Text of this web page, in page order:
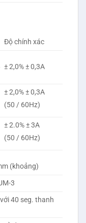
Độ chính xác
± 2,0% ± 0,3A
± 2,0% ± 0,3A
(50 / 60Hz)
± 2.0% ± 3A
(50 / 60Hz)
(khoảng)
3
40 seg. thanh